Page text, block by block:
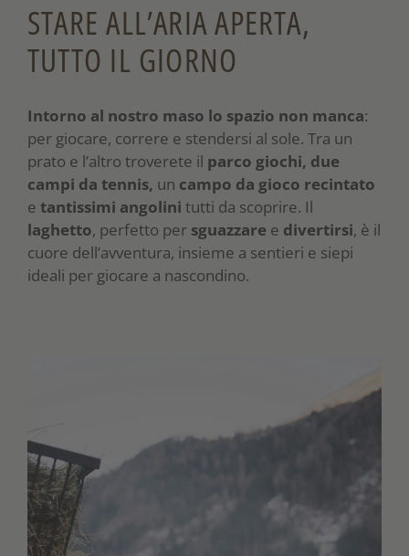
STARE ALL’ARIA APERTA,
TUTTO IL GIORNO
Intorno al nostro maso lo spazio non manca:
per giocare, correre e stendersi al sole. Tra un
prato e l’altro troverete il parco giochi, due
campi da tennis, un campo da gioco recintato
e tantissimi angolini tutti da scoprire. Il
laghetto, perfetto per sguazzare e divertirsi, è il
cuore dell’avventura, insieme a sentieri e siepi
ideali per giocare a nascondino.